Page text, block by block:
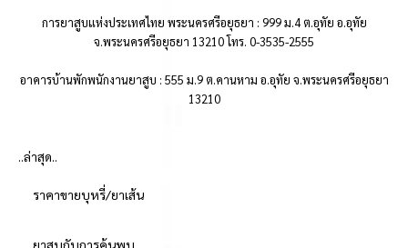
การยาสูบแห่งประเทศไทย พระนครศรีอยุธยา : 999 ม.4 ต.อุทัย อ.อุทัย
จ.พระนครศรีอยุธยา 13210 โทร. 0-3535-2555
อาคารบ้านพักพนักงานยาสูบ : 555 ม.9 ต.คานหาม อ.อุทัย จ.พระนครศรีอยุธยา
13210
..ล่าสุด..
ราคาขายบุหรี่/ยาเส้น
ยาสูบกับการค้นพบ